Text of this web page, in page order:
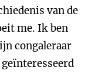
van de
me. Ik ben
congaleraar